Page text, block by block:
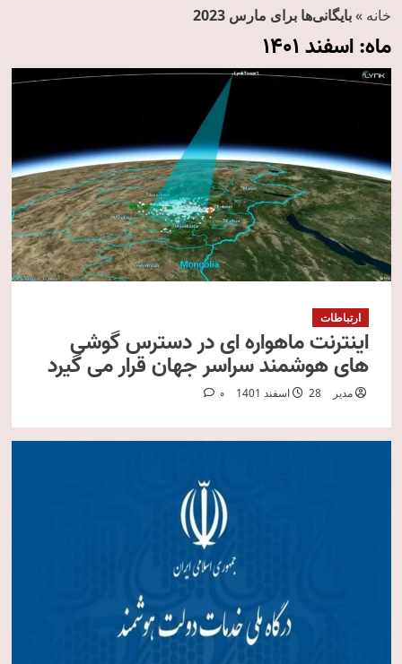
خانه »بایگانی‌ها برای مارس 2023
ماه:اسفند 1401
ارتباطات
اینترنت ماهواره ای در دسترس گوشی
های هوشمند سراسر جهان قرار می گیرد
مدیر 28 اسفند 1401 0